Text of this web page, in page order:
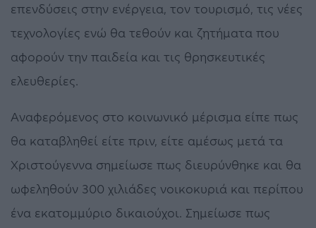
επενδύσεις στην ενέργεια, τον τουρισμό, τις νέες
τεχνολογίες ενώ θα τεθούν και ζητήματα που
αφορούν την παιδεία και τις θρησκευτικές
ελευθερίες.
Αναφερόμενος στο κοινωνικό μέρισμα είπε πως
θα καταβληθεί είτε πριν, είτε αμέσως μετά τα
Χριστούγεννα σημείωσε πως διευρύνθηκε και θα
ωφεληθούν 300 χιλιάδες νοικοκυριά και περίπου
ένα εκατομμύριο δικαιούχοι. Σημείωσε πως